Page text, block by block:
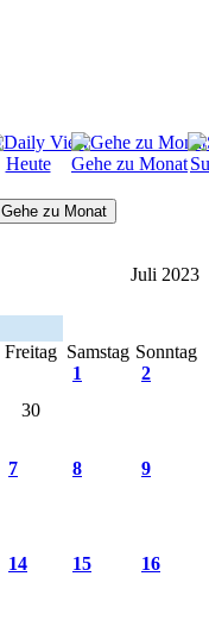
Heute Gehe zu Monat
Gehe zu Monat
Juli 2023
Freitag Samstag Sonntag
30
1 2
7 8 9
14 15 16